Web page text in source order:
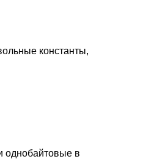
константы,
однобайтовые в